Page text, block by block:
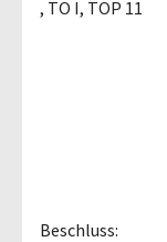
, TO I, TOP 11
Beschluss: